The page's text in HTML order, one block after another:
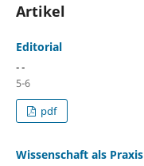
Artikel
Editorial
- -
5-6
pdf
Wissenschaft als Praxis